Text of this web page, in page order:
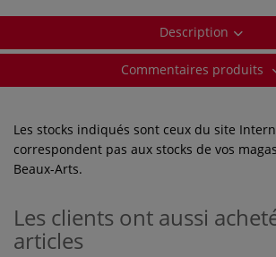
Description
Commentaires produits
Les stocks indiqués sont ceux du site
correspondent pas aux stocks de vos
Beaux-Arts.
Les clients ont aussi
articles